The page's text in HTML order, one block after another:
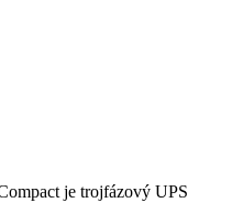
je trojfázový UPS